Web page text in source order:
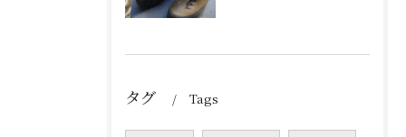
タグ Tags